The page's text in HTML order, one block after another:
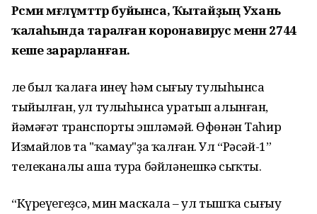
Рәсми мәғлүмәттәр буйынса, Ҡытайҙың Ухань
ҡалаһында таралған коронавирус менән 2744
кеше зарарланған.
Әле был ҡалаға инеү һәм сығыу тулыһынса
тыйылған, ул тулыһынса уратып алынған,
йәмәғәт транспорты эшләмәй. Өфөнән Таһир
Измайлов та "ҡамау"ҙа ҡалған. Ул “Рәсәй-1”
телеканалы аша тура бәйләнешкә сыҡты.
“Күреүегеҙсә, мин маскала – ул тышҡа сығыу